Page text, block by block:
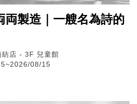
両製造｜一艘名為詩的
紡店 - 3F 兒童館
08/15